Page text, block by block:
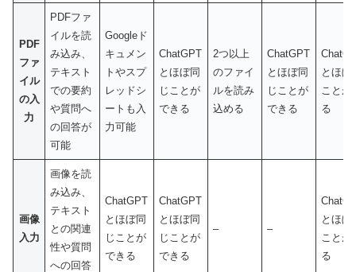
PDF
ファ
イル
の入
力
PDFファ
イルを読
み込み、
テキスト
での要約
や質問へ
の回答が
可能
Googleド
キュメン
トやスプ
レッドシ
ートも入
力可能
ChatGPT
とほぼ同
じことが
できる
2つ以上
のファイ
ルを読み
込める
ChatGPT
とほぼ同
じことが
できる
とほぼ
ことが
る
画像
入力
画像を読
み込み、
テキスト
との関連
性や質問
への回答
ChatGPT
とほぼ同
じことが
できる
ChatGPT
とほぼ同
じことが
できる
– –
とほぼ
ことが
る